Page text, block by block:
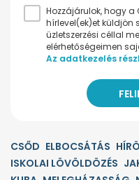
Hozzájárulok, hogy
hírlevel(ek)et küldjön
üzletszerzési céllal
elérhetőségeimen
Az adatkezelés
CSŐD ELBOCSÁTÁS
ISKOLAI LÖVÖLDÖZÉS